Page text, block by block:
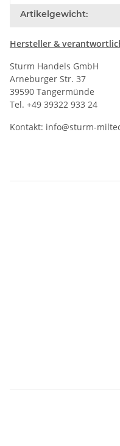
Artikelgewicht:
Hersteller &
Sturm Handels GmbH
Arneburger Str. 37
39590 Tangermünde
Tel. +49 39322 933 24
Kontakt: info@sturm-